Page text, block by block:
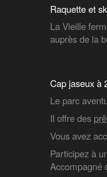
Raquette et
La Vieille
auprès de la
Cap jaseux à
Le parc
Il offre des
Vous avez
Participez à
Accompagné